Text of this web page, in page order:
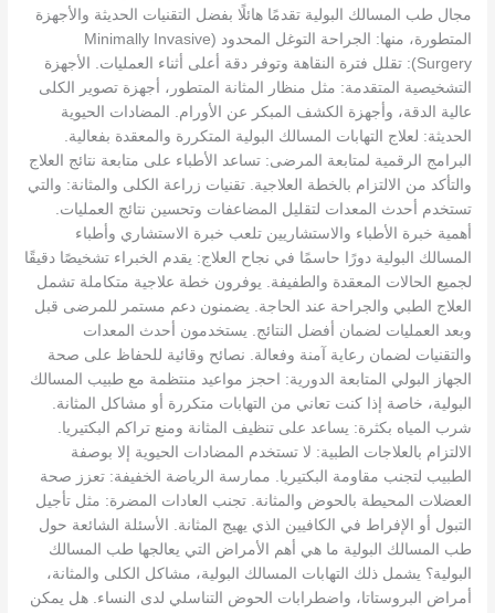
مجال طب المسالك البولية تقدمًا هائلًا بفضل التقنيات الحديثة والأجهزة
المتطورة، منها: الجراحة التوغل المحدود (Minimally Invasive
Surgery): تقلل فترة النقاهة وتوفر دقة أعلى أثناء العمليات. الأجهزة
التشخيصية المتقدمة: مثل منظار المثانة المتطور، أجهزة تصوير الكلى
عالية الدقة، وأجهزة الكشف المبكر عن الأورام. المضادات الحيوية
الحديثة: لعلاج التهابات المسالك البولية المتكررة والمعقدة بفعالية.
البرامج الرقمية لمتابعة المرضى: تساعد الأطباء على متابعة نتائج العلاج
والتأكد من الالتزام بالخطة العلاجية. تقنيات زراعة الكلى والمثانة: والتي
تستخدم أحدث المعدات لتقليل المضاعفات وتحسين نتائج العمليات.
أهمية خبرة الأطباء والاستشاريين تلعب خبرة الاستشاري وأطباء
المسالك البولية دورًا حاسمًا في نجاح العلاج: يقدم الخبراء تشخيصًا دقيقًا
لجميع الحالات المعقدة والطفيفة. يوفرون خطة علاجية متكاملة تشمل
العلاج الطبي والجراحة عند الحاجة. يضمنون دعم مستمر للمرضى قبل
وبعد العمليات لضمان أفضل النتائج. يستخدمون أحدث المعدات
والتقنيات لضمان رعاية آمنة وفعالة. نصائح وقائية للحفاظ على صحة
الجهاز البولي المتابعة الدورية: احجز مواعيد منتظمة مع طبيب المسالك
البولية، خاصة إذا كنت تعاني من التهابات متكررة أو مشاكل المثانة.
شرب المياه بكثرة: يساعد على تنظيف المثانة ومنع تراكم البكتيريا.
الالتزام بالعلاجات الطبية: لا تستخدم المضادات الحيوية إلا بوصفة
الطبيب لتجنب مقاومة البكتيريا. ممارسة الرياضة الخفيفة: تعزز صحة
العضلات المحيطة بالحوض والمثانة. تجنب العادات المضرة: مثل تأجيل
التبول أو الإفراط في الكافيين الذي يهيج المثانة. الأسئلة الشائعة حول
طب المسالك البولية ما هي أهم الأمراض التي يعالجها طب المسالك
البولية؟ يشمل ذلك التهابات المسالك البولية، مشاكل الكلى والمثانة،
أمراض البروستاتا، واضطرابات الحوض التناسلي لدى النساء. هل يمكن